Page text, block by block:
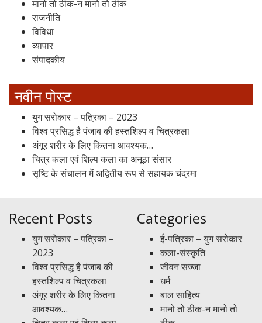
मानो तो ठीक-न मानो तो ठीक
राजनीति
विविधा
व्यापार
संपादकीय
नवीन पोस्ट
युग सरोकार – पत्रिका – 2023
विश्व प्रसिद्ध है पंजाब की हस्तशिल्प व चित्रकला
अंगूर शरीर के लिए कितना आवश्यक…
चित्र कला एवं शिल्प कला का अनूठा संसार
सृष्टि के संचालन में अद्वितीय रूप से सहायक चंद्रमा
Recent Posts
युग सरोकार – पत्रिका –
2023
विश्व प्रसिद्ध है पंजाब की
हस्तशिल्प व चित्रकला
अंगूर शरीर के लिए कितना
आवश्यक…
Categories
ई-पत्रिका – युग सरोकार
कला-संस्कृति
जीवन सज्जा
धर्म
बाल साहित्य
मानो तो ठीक-न मानो तो